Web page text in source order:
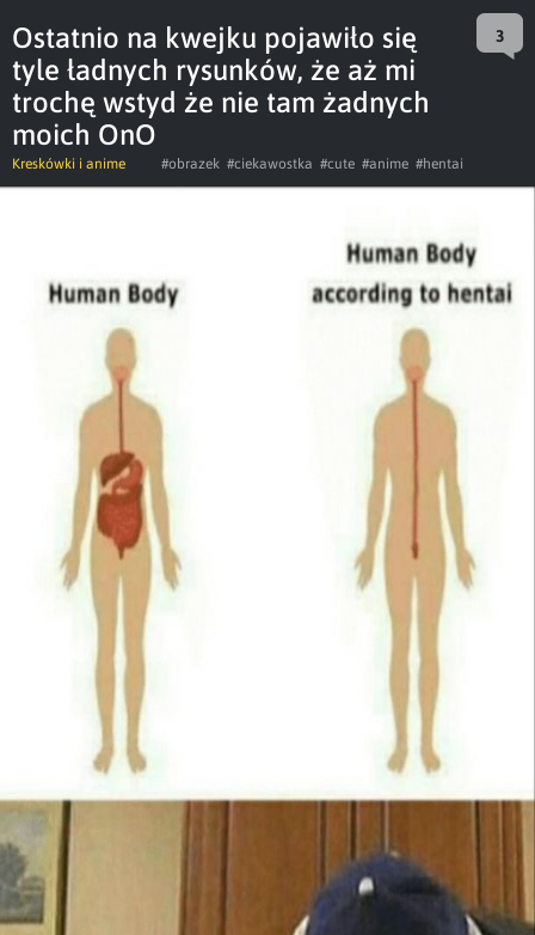
Ostatnio na kwejku pojawiło się
tyle ładnych rysunków, że aż mi
trochę wstyd że nie tam żadnych
moich OnO
3
Kreskówki i anime #obrazek #ciekawostka #cute #anime #hentai